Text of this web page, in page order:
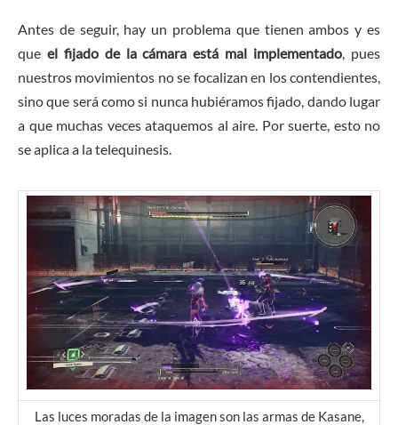
Antes de seguir, hay un problema que tienen ambos y es
que el fijado de la cámara está mal implementado , pues
nuestros movimientos no se focalizan en los contendientes,
sino que será como si nunca hubiéramos fijado, dando lugar
a que muchas veces ataquemos al aire. Por suerte, esto no
se aplica a la telequinesis.
Las luces moradas de la imagen son las armas de Kasane,